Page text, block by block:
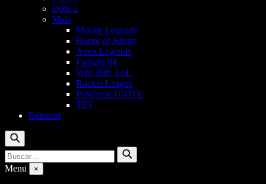
Dota 2
Mais
Mobile Legends
Honor of Kings
Apex Legends
Farlight 84
Wild Rift: LoL
Rocket League
Pokémon UNITE
TFT
Editorial
Buscar
Buscar
por:
Buscar
Menu ×